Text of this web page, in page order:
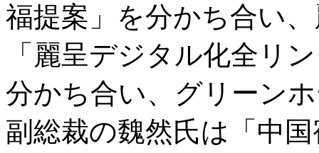
福提案」を分かち合い
「麗呈デジタル化全リ
分かち合い、グリーン
副総裁の魏然氏は「中